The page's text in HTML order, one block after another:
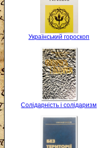
Український гороскоп
Солідарність і солідаризм